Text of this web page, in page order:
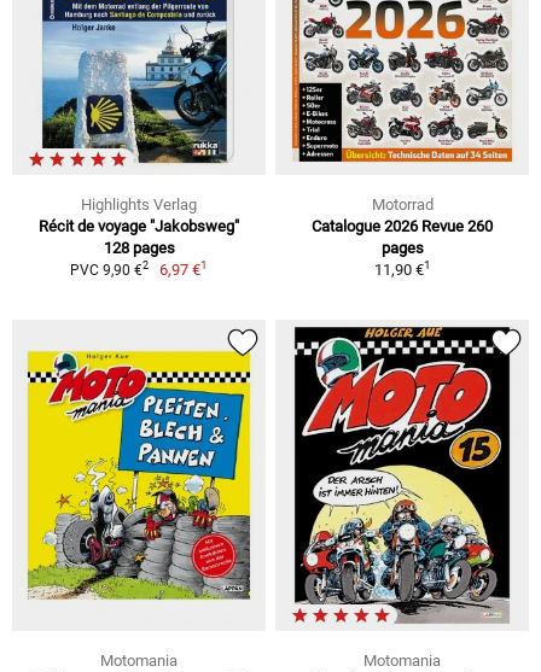
Highlights Verlag
Récit de voyage "Jakobsweg"
128 pages
PVC 9,90 €2 6,97 €1
Motorrad
Catalogue 2026 Revue 260
pages
11,90 €1
Motomania
Motomania